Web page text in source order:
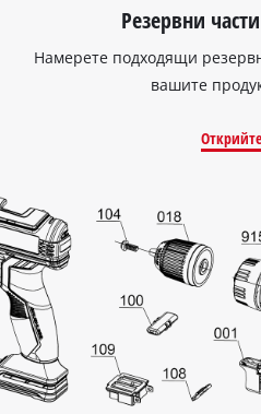
Резервни
Намерете подходящи
вашите